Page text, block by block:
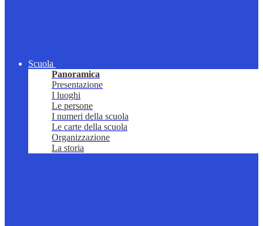
Scuola
Panoramica
Presentazione
I luoghi
Le persone
I numeri della scuola
Le carte della scuola
Organizzazione
La storia